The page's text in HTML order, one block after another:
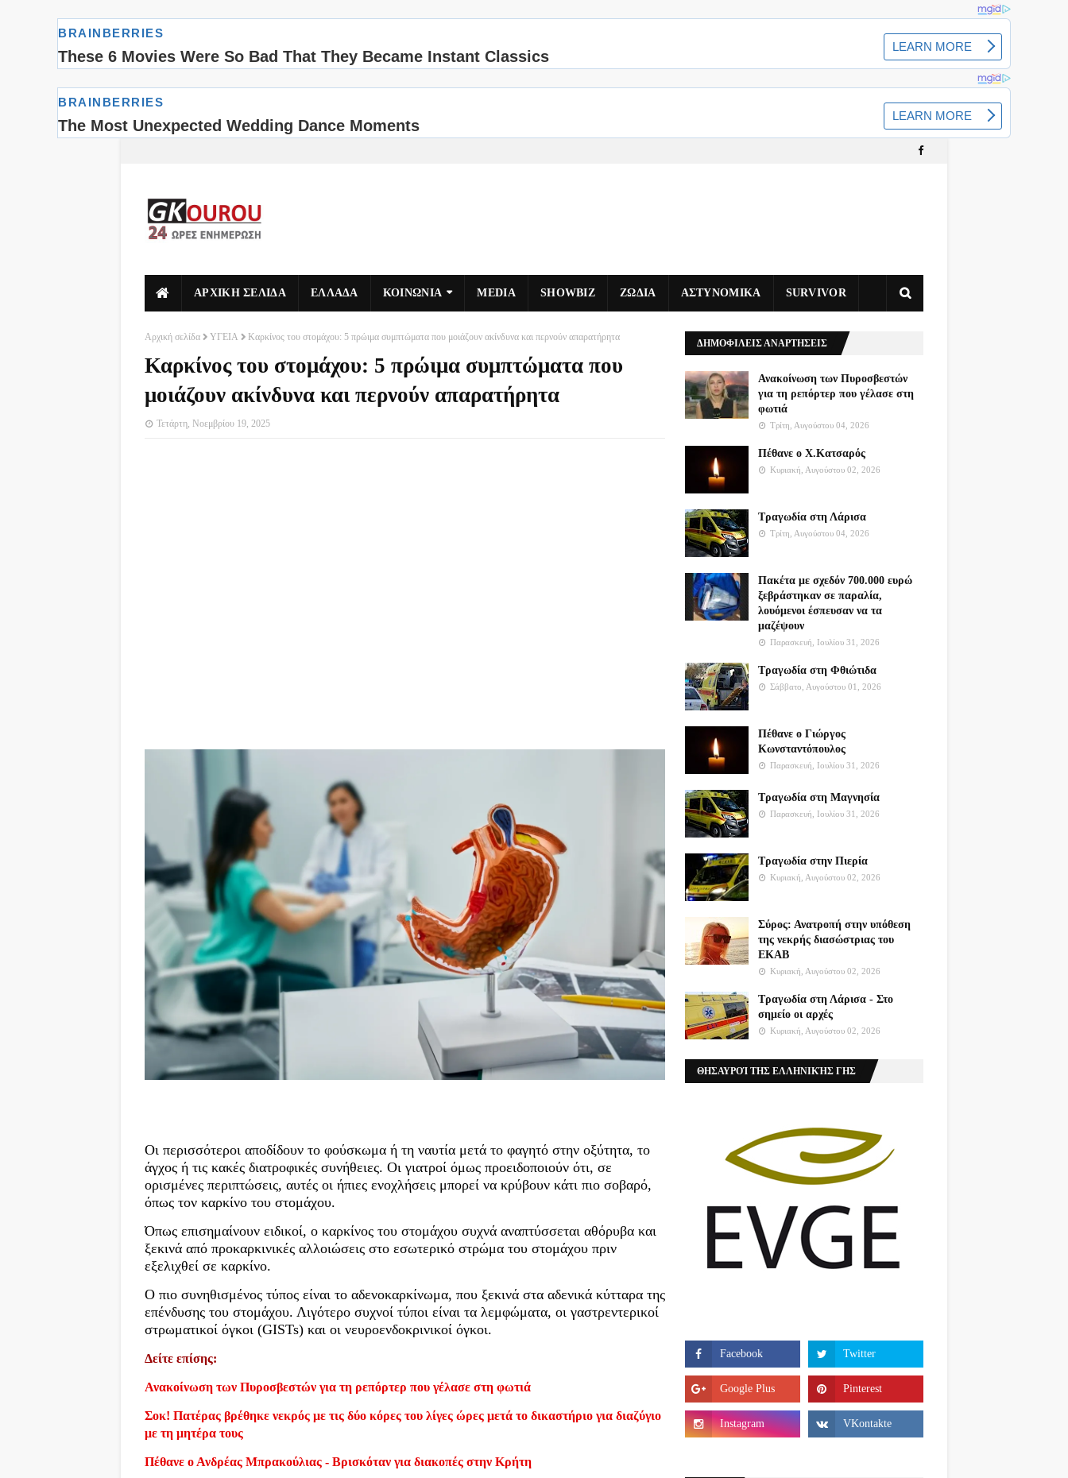
ΑΡΧΙΚΗ ΣΕΛΙΔΑ ΕΛΛΑΔΑ ΚΟΙΝΩΝΙΑ MEDIA SHOWBIZ ΖΩΔΙΑ ΑΣΤΥΝΟΜΙΚΑ SURVIVOR
Αρχική σελίδα ΥΓΕΙΑ Καρκίνος του στομάχου: 5 πρώιμα συμπτώματα που μοιάζουν ακίνδυνα και περνούν απαρατήρητα
Καρκίνος του στομάχου: 5 πρώιμα συμπτώματα που
μοιάζουν ακίνδυνα και περνούν απαρατήρητα
Τετάρτη, Νοεμβρίου 19, 2025
Οι περισσότεροι αποδίδουν το φούσκωμα ή τη ναυτία μετά το φαγητό στην οξύτητα, το
άγχος ή τις κακές διατροφικές συνήθειες. Οι γιατροί όμως προειδοποιούν ότι, σε
ορισμένες περιπτώσεις, αυτές οι ήπιες ενοχλήσεις μπορεί να κρύβουν κάτι πιο σοβαρό,
όπως τον καρκίνο του στομάχου.
Όπως επισημαίνουν ειδικοί, ο καρκίνος του στομάχου συχνά αναπτύσσεται αθόρυβα και
ξεκινά από προκαρκινικές αλλοιώσεις στο εσωτερικό στρώμα του στομάχου πριν
εξελιχθεί σε καρκίνο.
Ο πιο συνηθισμένος τύπος είναι το αδενοκαρκίνωμα, που ξεκινά στα αδενικά κύτταρα της
επένδυσης του στομάχου. Λιγότερο συχνοί τύποι είναι τα λεμφώματα, οι γαστρεντερικοί
στρωματικοί όγκοι (GISTs) και οι νευροενδοκρινικοί όγκοι.
Δείτε επίσης:
Ανακοίνωση των Πυροσβεστών για τη ρεπόρτερ που γέλασε στη φωτιά
Σοκ! Πατέρας βρέθηκε νεκρός με τις δύο κόρες του λίγες ώρες μετά το δικαστήριο για διαζύγιο
με τη μητέρα τους
Πέθανε ο Ανδρέας Μπρακούλιας - Βρισκόταν για διακοπές στην Κρήτη
ΔΗΜΟΦΙΛΕΙΣ ΑΝΑΡΤΗΣΕΙΣ
Ανακοίνωση των Πυροσβεστών
για τη ρεπόρτερ που γέλασε στη
φωτιά
Τρίτη, Αυγούστου 04, 2026
Πέθανε ο Χ.Κατσαρός
Κυριακή, Αυγούστου 02, 2026
Τραγωδία στη Λάρισα
Τρίτη, Αυγούστου 04, 2026
Πακέτα με σχεδόν 700.000 ευρώ
ξεβράστηκαν σε παραλία,
λουόμενοι έσπευσαν να τα
μαζέψουν
Παρασκευή, Ιουλίου 31, 2026
Τραγωδία στη Φθιώτιδα
Σάββατο, Αυγούστου 01, 2026
Πέθανε ο Γιώργος
Κωνσταντόπουλος
Παρασκευή, Ιουλίου 31, 2026
Τραγωδία στη Μαγνησία
Παρασκευή, Ιουλίου 31, 2026
Τραγωδία στην Πιερία
Κυριακή, Αυγούστου 02, 2026
Σύρος: Ανατροπή στην υπόθεση
της νεκρής διασώστριας του
ΕΚΑΒ
Κυριακή, Αυγούστου 02, 2026
Τραγωδία στη Λάρισα - Στο
σημείο οι αρχές
Κυριακή, Αυγούστου 02, 2026
ΘΗΣΑΥΡΟΊ ΤΗΣ ΕΛΛΗΝΙΚΉΣ ΓΗΣ